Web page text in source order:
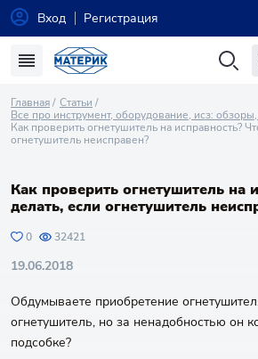
Вход Регистрация
Главная
Статьи
Все про инструмент, оборудование, исз:
Как проверить огнетушитель на исправность?
огнетушитель неисправен?
Как проверить огнетушитель на
делать, если огнетушитель
0 32421
19.06.2018
Обдумываете приобретение
огнетушитель, но за ненадобностью он
подсобке?